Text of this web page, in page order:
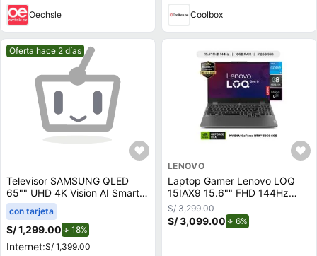
Oechsle Coolbox
Mejor precio.
Oferta hace 2 días
Televisor SAMSUNG QLED
65"" UHD 4K Vision AI Smart
TV QN65Q7FAAGXPE
con tarjeta
S/ 1,299.00 18%
Internet:S/ 1,399.00
LENOVO
Laptop Gamer Lenovo LOQ
15IAX9 15.6"" FHD 144Hz
Intel Core i5-12450HX 512GB
SSD 16GB RTX 3050 6GB
S/ 3,299.00
S/ 3,099.00 6%